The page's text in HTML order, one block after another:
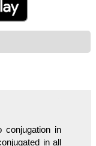
conjugation in
in all